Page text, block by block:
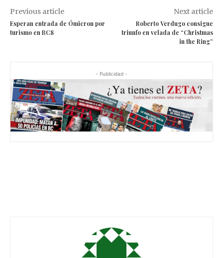
Previous article
Esperan entrada de Ómicron por
turismo en BCS
Next article
Roberto Verdugo consigue
triunfo en velada de “Christmas
in the Ring”
- Publicidad -